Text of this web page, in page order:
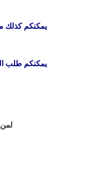
يمكنكم كذلك
يمكنكم طلب
لمن